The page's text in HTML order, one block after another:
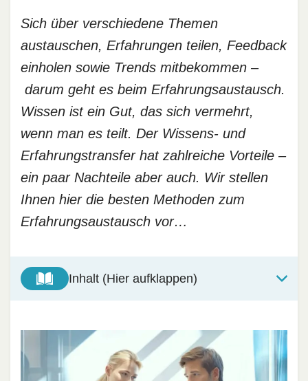
Sich über verschiedene Themen
austauschen, Erfahrungen teilen, Feedback
einholen sowie Trends mitbekommen –
darum geht es beim Erfahrungsaustausch.
Wissen ist ein Gut, das sich vermehrt,
wenn man es teilt. Der Wissens- und
Erfahrungstransfer hat zahlreiche Vorteile –
ein paar Nachteile aber auch. Wir stellen
Ihnen hier die besten Methoden zum
Erfahrungsaustausch vor…
Inhalt (Hier aufklappen)